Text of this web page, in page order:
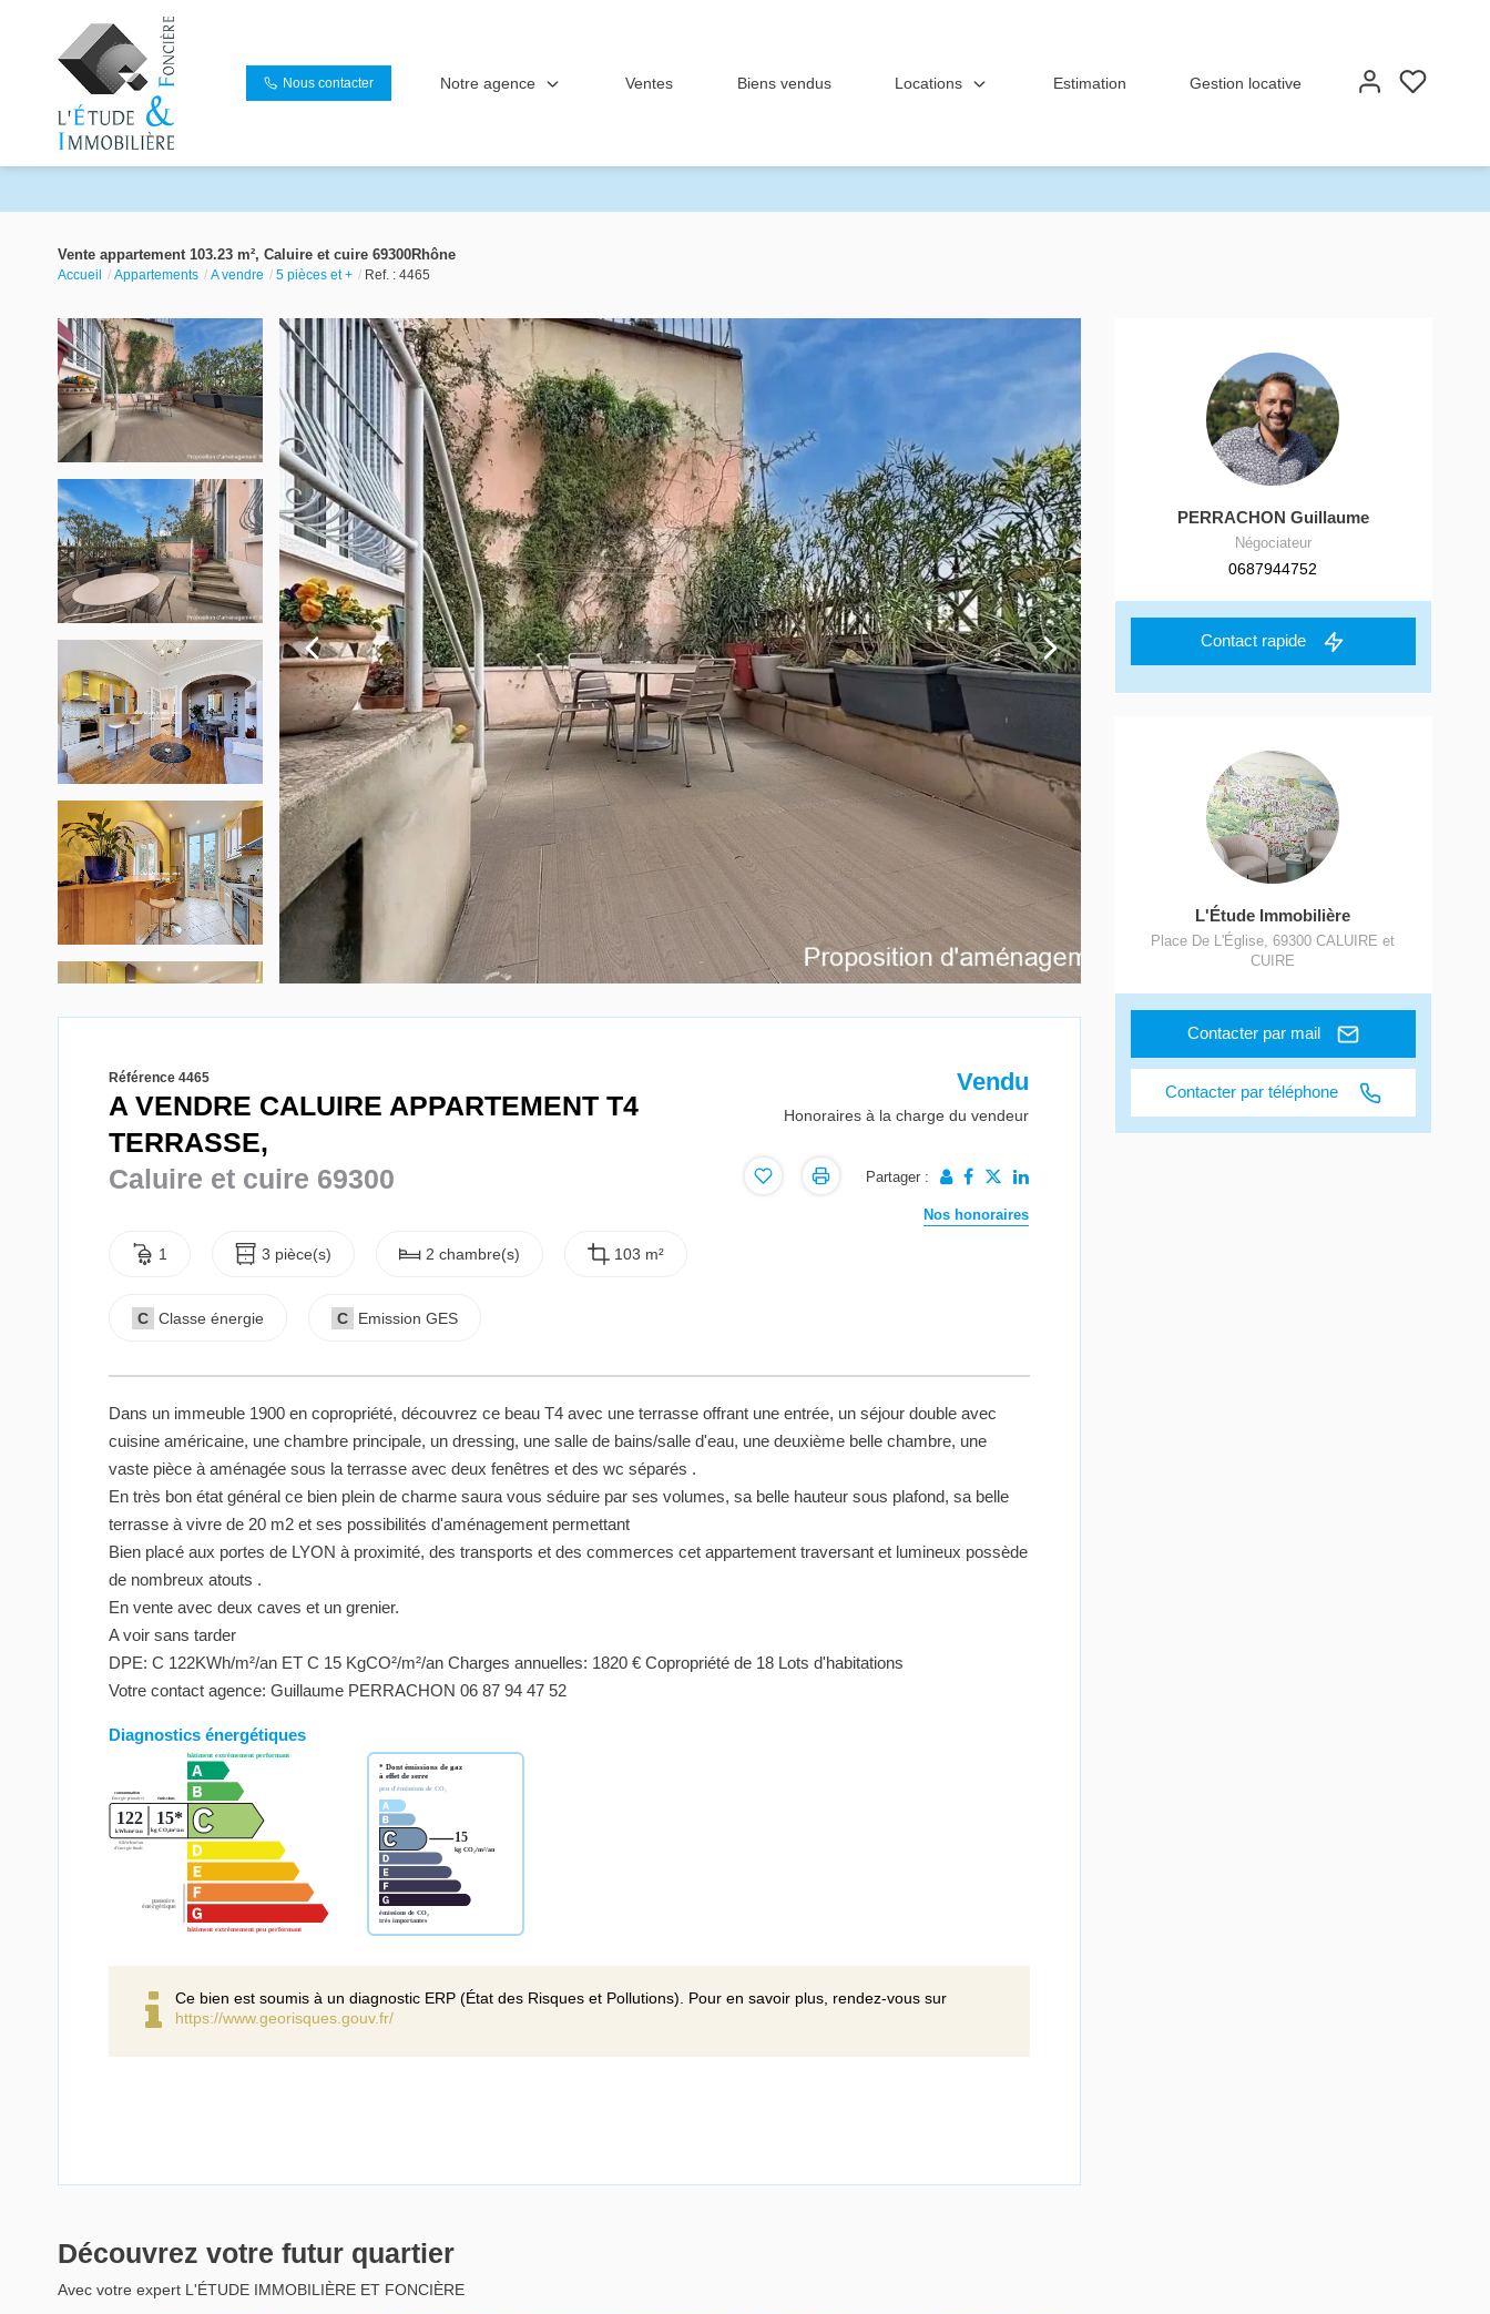
Nous contacter Notre agence Ventes Biens vendus Locations Estimation Gestion locative
Vente appartement 103.23 m², Caluire et cuire 69300Rhône
Accueil Appartements A vendre 5 pièces et + Ref. : 4465
Référence 4465
A VENDRE CALUIRE APPARTEMENT T4
TERRASSE,
Caluire et cuire 69300
1 3 pièce(s) 2 chambre(s) 103 m²
C Classe énergie C Emission GES
Vendu
Honoraires à la charge du vendeur
Partager :
Nos honoraires
Dans un immeuble 1900 en copropriété, découvrez ce beau T4 avec une terrasse offrant une entrée, un séjour double avec
cuisine américaine, une chambre principale, un dressing, une salle de bains/salle d'eau, une deuxième belle chambre, une
vaste pièce à aménagée sous la terrasse avec deux fenêtres et des wc séparés .
En très bon état général ce bien plein de charme saura vous séduire par ses volumes, sa belle hauteur sous plafond, sa belle
terrasse à vivre de 20 m2 et ses possibilités d'aménagement permettant
Bien placé aux portes de LYON à proximité, des transports et des commerces cet appartement traversant et lumineux possède
de nombreux atouts .
En vente avec deux caves et un grenier.
A voir sans tarder
DPE: C 122KWh/m²/an ET C 15 KgCO²/m²/an Charges annuelles: 1820 € Copropriété de 18 Lots d'habitations
Votre contact agence: Guillaume PERRACHON 06 87 94 47 52
Diagnostics énergétiques
Ce bien est soumis à un diagnostic ERP (État des Risques et Pollutions). Pour en savoir plus, rendez-vous sur
https://www.georisques.gouv.fr/
Découvrez votre futur quartier
Avec votre expert L'ÉTUDE IMMOBILIÈRE ET FONCIÈRE
PERRACHON Guillaume
Négociateur
0687944752
Contact rapide
L'Étude Immobilière
Place De L'Église,69300 CALUIRE et
CUIRE
Contacter par mail
Contacter par téléphone